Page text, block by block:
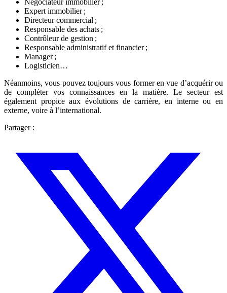
Négociateur immobilier ;
Expert immobilier ;
Directeur commercial ;
Responsable des achats ;
Contrôleur de gestion ;
Responsable administratif et financier ;
Manager ;
Logisticien…
Néanmoins, vous pouvez toujours vous former en vue d’acquérir ou
de compléter vos connaissances en la matière. Le secteur est
également propice aux évolutions de carrière, en interne ou en
externe, voire à l’international.
Partager :